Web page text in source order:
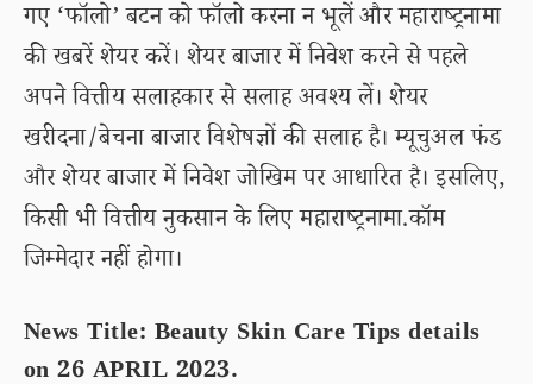
गए ‘फॉलो’ बटन को फॉलो करना न भूलें और महाराष्ट्रनामा
की खबरें शेयर करें। शेयर बाजार में निवेश करने से पहले
अपने वित्तीय सलाहकार से सलाह अवश्य लें। शेयर
खरीदना/बेचना बाजार विशेषज्ञों की सलाह है। म्यूचुअल फंड
और शेयर बाजार में निवेश जोखिम पर आधारित है। इसलिए,
किसी भी वित्तीय नुकसान के लिए महाराष्ट्रनामा.कॉम
जिम्मेदार नहीं होगा।
News Title: Beauty Skin Care Tips details
on 26 APRIL 2023.